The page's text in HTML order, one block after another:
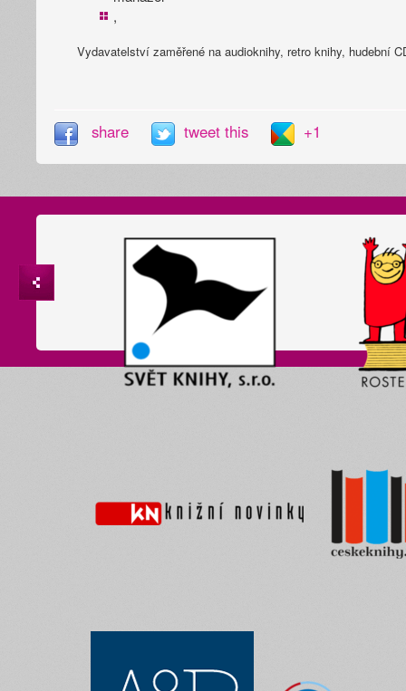
,
Vydavatelství zaměřené na audioknihy, retro knihy, hudební
share tweet this +1